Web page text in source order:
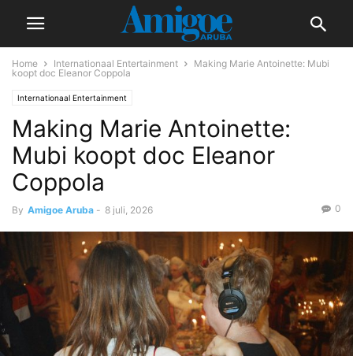
Home Internationaal Entertainment
Making Marie Antoinette: Mubi
koopt doc Eleanor Coppola
Internationaal Entertainment
Making Marie Antoinette:
Mubi koopt doc Eleanor
Coppola
By Amigoe Aruba - 8 juli, 2026 0